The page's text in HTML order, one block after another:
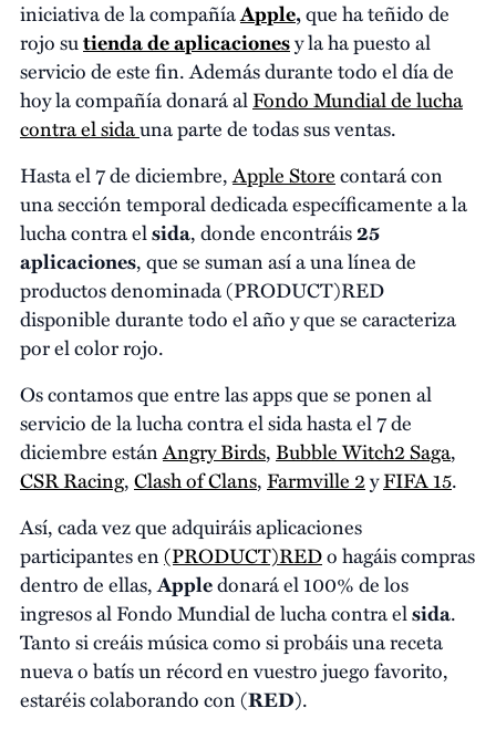
iniciativa de la compañíaApple,que ha teñido de
rojo sutienda de aplicacionesy la ha puesto al
servicio de este fin. Además durante todo el día de
hoy la compañía donará alFondo Mundial de lucha
contra el sidauna parte de todas sus ventas.
Hasta el 7 de diciembre,Apple Storecontará con
una sección temporal dedicada específicamente a la
lucha contra elsida, donde encontráis25
aplicaciones, que se suman así a una línea de
productos denominada (PRODUCT)RED
disponible durante todo el año y que se caracteriza
por el color rojo.
Os contamos que entre las apps que se ponen al
servicio de la lucha contra el sida hasta el 7 de
diciembre estánAngry Birds,Bubble Witch2 Saga,
CSR Racing,Clash of Clans, Farmville 2yFIFA 15.
Así, cada vez que adquiráis aplicaciones
participantes en(PRODUCT)REDo hagáis compras
dentro de ellas,Appledonará el 100% de los
ingresos al Fondo Mundial de lucha contra elsida.
Tanto si creáis música como si probáis una receta
nueva o batís un récord en vuestro juego favorito,
estaréis colaborando con (RED).